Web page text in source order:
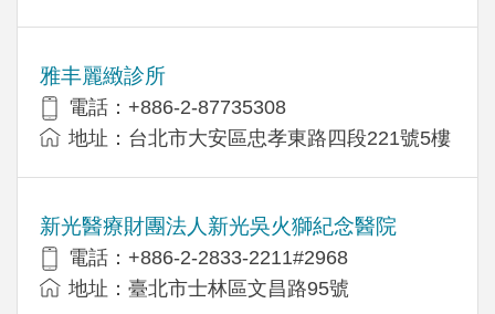
雅丰麗緻診所
電話：+886-2-87735308
地址：台北市大安區忠孝東路四段221號5樓
新光醫療財團法人新光吳火獅紀念醫院
電話：+886-2-2833-2211#2968
地址：臺北市士林區文昌路95號